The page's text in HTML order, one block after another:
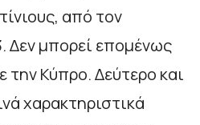
από τον
Δεν μπορεί επομένως
την Κύπρο. Δεύτερο και
χαρακτηριστικά